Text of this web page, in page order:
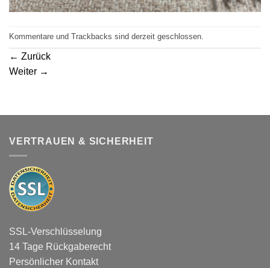
Kommentare und Trackbacks sind derzeit geschlossen.
← Zurück
Weiter →
VERTRAUEN & SICHERHEIT
SSL-Verschlüsselung
14 Tage Rückgaberecht
Persönlicher Kontakt